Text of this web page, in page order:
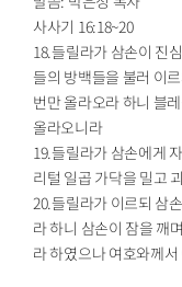
사사기 16:18~20
18.들릴라가 삼손이 진
들의 방백들을 불러 이
번만 올라오라 하니 블
올라오니라
19.들릴라가 삼손에게
리털 일곱 가닥을 밀고
20.들릴라가 이르되 삼
라 하니 삼손이 잠을 깨
라 하였으나 여호와께